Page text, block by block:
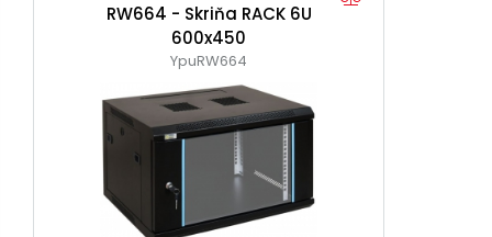
RW664 - Skriňa RACK 6U
600x450
YpuRW664